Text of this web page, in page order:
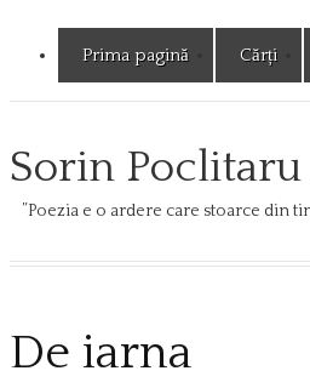
Prima pagină Cărți
Sorin Poclitaru
”Poezia e o ardere care stoarce din
De iarna